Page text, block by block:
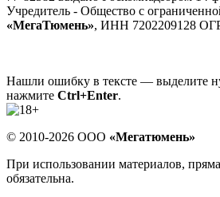
Учредитель - Общество с
«МегаТюмень», ИНН 7202209128
Нашли ошибку в тексте — выделите
нажмите Ctrl+Enter.
© 2010-2026 ООО «Мегатюмень»
При использовании материалов,
обязательна.